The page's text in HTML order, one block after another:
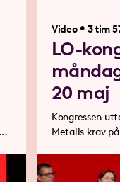
Video • 3 tim
LO-
20 maj
Kongressen
Metalls krav